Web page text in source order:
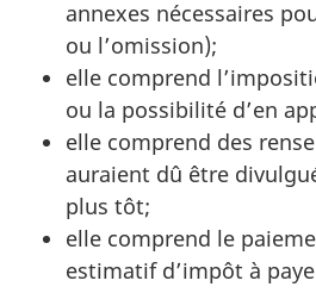
annexes nécessaires
ou l’omission);
elle comprend
ou la possibilité d’en
elle comprend des
auraient dû être
plus tôt;
elle comprend le
estimatif d’impôt à